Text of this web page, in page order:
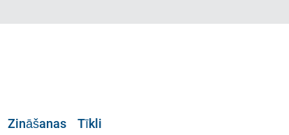
Zināšanas Tīkli